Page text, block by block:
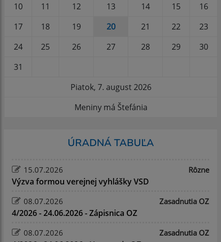
10
11 12 13 14 15
16
17
18 19 20 21 22
23
24
25 26 27 28 29
30
31
Piatok, 7. august 2026
Meniny má Štefánia
ÚRADNÁ TABUĽA
15.07.2026 Rôzne
Výzva formou verejnej vyhlášky VSD
08.07.2026 Zasadnutia OZ
4/2026 - 24.06.2026 - Zápisnica OZ
08.07.2026 Zasadnutia OZ